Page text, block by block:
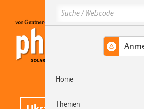
Hauptinhalt
Hauptmenü
SiteSearch
Search
Home
Themen